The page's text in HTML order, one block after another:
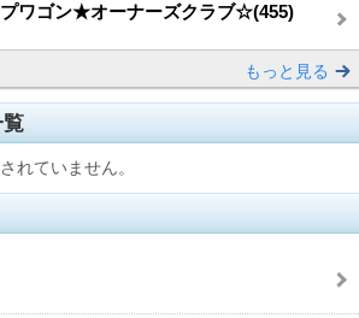
ワゴン★オーナーズクラブ☆(455)
もっと見る
れていません。